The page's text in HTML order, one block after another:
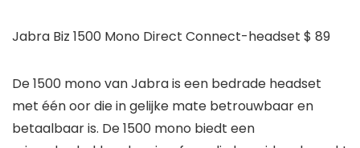
Jabra Biz 1500 Mono Direct Connect-headset $ 89
De 1500 mono van Jabra is een bedrade headset
met één oor die in gelijke mate betrouwbaar en
betaalbaar is. De 1500 mono biedt een